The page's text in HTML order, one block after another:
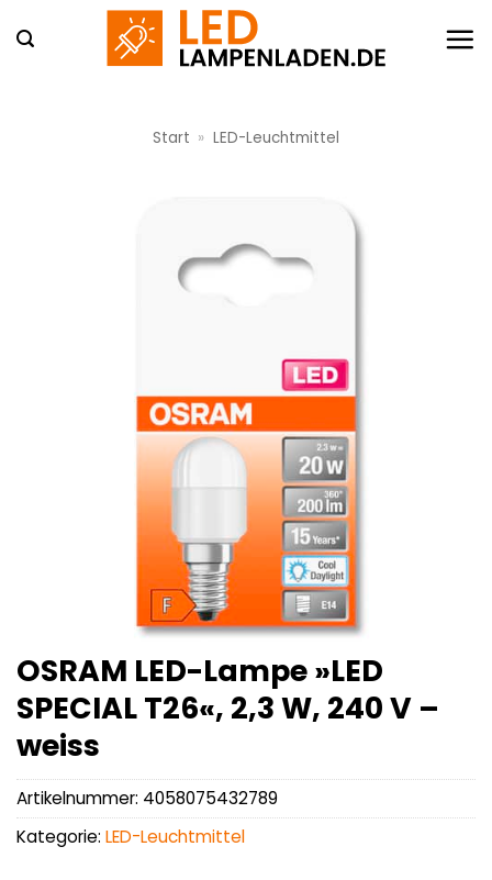
Inhalt
Start » LED-Leuchtmittel
OSRAM LED-Lampe »LED
SPECIAL T26«, 2,3 W, 240 V –
weiss
Artikelnummer: 4058075432789
Kategorie: LED-Leuchtmittel